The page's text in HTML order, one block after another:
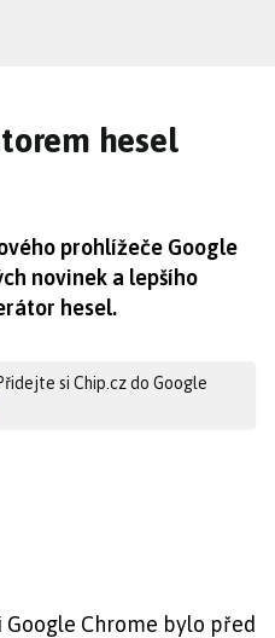
hesel
prohlížeče Google
novinek a lepšího
hesel.
si Chip.cz do Google
Chrome bylo před